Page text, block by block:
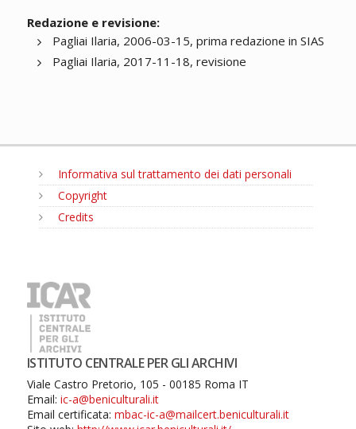
Redazione e revisione:
Pagliai Ilaria, 2006-03-15, prima redazione in SIAS
Pagliai Ilaria, 2017-11-18, revisione
Informativa sul trattamento dei dati personali
Copyright
Credits
ISTITUTO CENTRALE PER GLI ARCHIVI
Viale Castro Pretorio, 105 - 00185 Roma IT
Email: ic-a@beniculturali.it
Email certificata: mbac-ic-a@mailcert.beniculturali.it